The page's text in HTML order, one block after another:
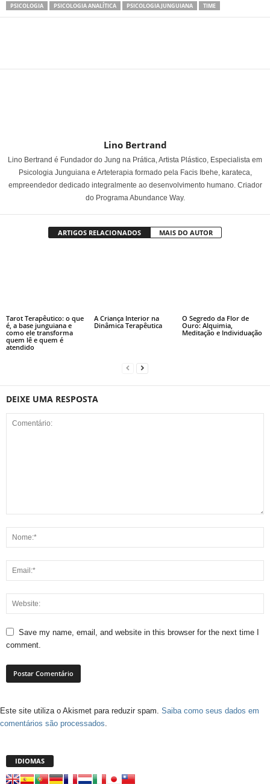
PSICOLOGIA
PSICOLOGIA ANALÍTICA PSICOLOGIA JUNGUIANA TIME
Lino Bertrand
Lino Bertrand é Fundador do Jung na Prática, Artista Plástico, Especialista em
Psicologia Junguiana e Arteterapia formado pela Facis Ibehe, karateca,
empreendedor dedicado integralmente ao desenvolvimento humano. Criador
do Programa Abundance Way.
ARTIGOS RELACIONADOS MAIS DO AUTOR
Tarot Terapêutico: o que
é, a base junguiana e
como ele transforma
quem lê e quem é
atendido
A Criança Interior na
Dinâmica Terapêutica
O Segredo da Flor de
Ouro: Alquimia,
Meditação e Individuação
DEIXE UMA RESPOSTA
Save my name, email, and website in this browser for the next time I
comment.
Este site utiliza o Akismet para reduzir spam. Saiba como seus dados em
comentários são processados
IDIOMAS